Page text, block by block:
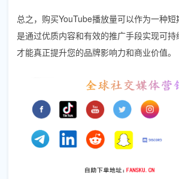
总之，购买YouTube播放量可以作为一种
是通过优质内容和有效的推广手段实现可持
才能真正提升您的品牌影响力和商业价值。